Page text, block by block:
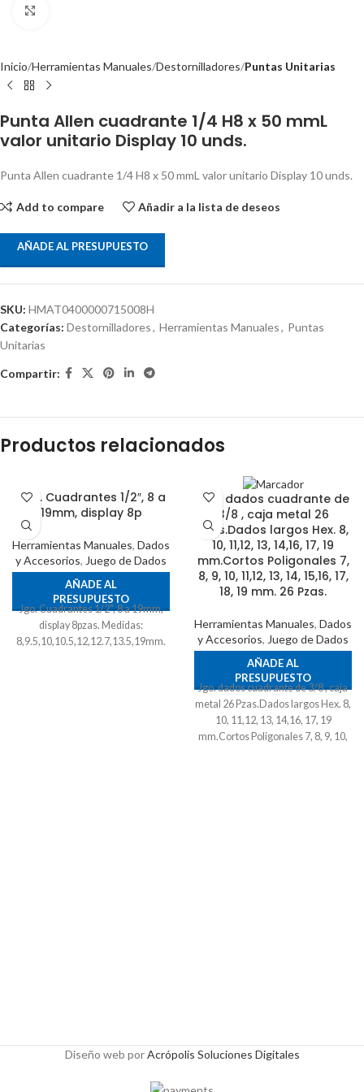
Inicio Herramientas Manuales Destornilladores Puntas Unitarias
Punta Allen cuadrante 1/4 H8 x 50 mmL
valor unitario Display 10 unds.
Punta Allen cuadrante 1/4 H8 x 50 mmL valor unitario Display 10 unds.
Add to compare Añadir a la lista de deseos
AÑADE AL PRESUPUESTO
SKU: HMAT0400000715008H
Categorías: Destornilladores, Herramientas Manuales, Puntas
Unitarias
Compartir:
Productos relacionados
Jgo. Cuadrantes 1/2″, 8 a
19mm, display 8p
Herramientas Manuales, Dados
y Accesorios, Juego de Dados
AÑADE AL
PRESUPUESTO
Jgo. Cuadrantes 1/2", 8 a 19mm,
display 8pzas. Medidas:
8,9.5,10,10.5,12,12.7,13.5,19mm.
Jgo. dados cuadrante de
3/8 , caja metal 26
Pzas.Dados largos Hex. 8,
10, 11,12, 13, 14,16, 17, 19
mm.Cortos Poligonales 7,
8, 9, 10, 11,12, 13, 14, 15,16, 17,
18, 19 mm. 26 Pzas.
Herramientas Manuales, Dados
y Accesorios, Juego de Dados
AÑADE AL
PRESUPUESTO
Jgo. dados cuadrante de 3/8 , caja
metal 26 Pzas.Dados largos Hex. 8,
10, 11,12, 13, 14,16, 17, 19
mm.Cortos Poligonales 7, 8, 9, 10,
Diseño web porAcrópolis Soluciones Digitales